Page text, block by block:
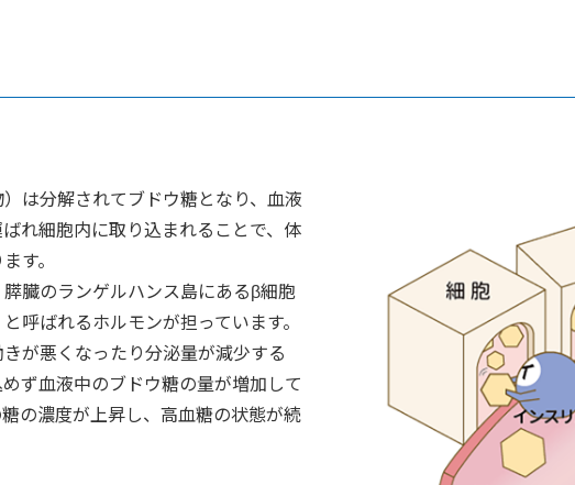
は分解されてブドウ糖となり、血液
れ細胞内に取り込まれることで、体
す。
臓のランゲルハンス島にあるβ細胞
呼ばれるホルモンが担っています。
が悪くなったり分泌量が減少する
ず血液中のブドウ糖の量が増加して
の濃度が上昇し、高血糖の状態が続